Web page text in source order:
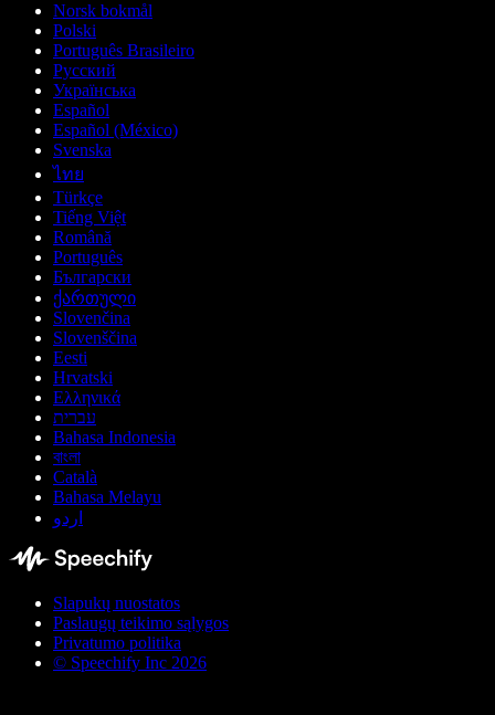
Norsk bokmål
Polski
Português Brasileiro
Русский
Українська
Español
Español (México)
Svenska
ไทย
Türkçe
Tiếng Việt
Română
Português
Български
ქართული
Slovenčina
Slovenščina
Eesti
Hrvatski
Ελληνικά
עברית
Bahasa Indonesia
বাংলা
Català
Bahasa Melayu
اردو
Slapukų nuostatos
Paslaugų teikimo sąlygos
Privatumo politika
© Speechify Inc 2026